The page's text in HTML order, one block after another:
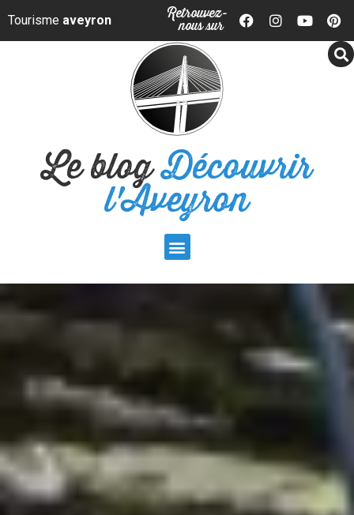
Panneau de gestion des cookies
Tourisme aveyron Retrouvez-
nous sur
Le blogDécouvrir
l'Aveyron